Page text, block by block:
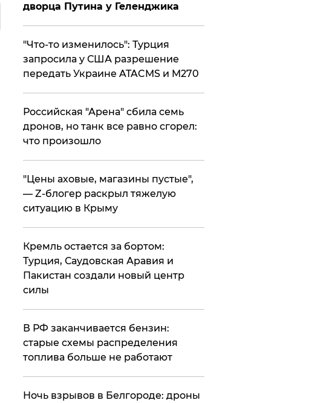
дворца Путина у Геленджика
​"Что-то изменилось": Турция
запросила у США разрешение
передать Украине ATACMS и M270
​Российская "Арена" сбила семь
дронов, но танк все равно сгорел:
что произошло
​"Цены аховые, магазины пустые",
— Z-блогер раскрыл тяжелую
ситуацию в Крыму
​Кремль остается за бортом:
Турция, Саудовская Аравия и
Пакистан создали новый центр
силы
​В РФ заканчивается бензин:
старые схемы распределения
топлива больше не работают
​Ночь взрывов в Белгороде: дроны